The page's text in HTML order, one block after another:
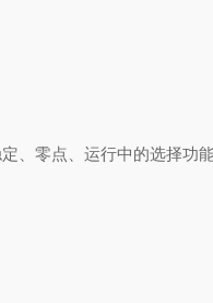
、零点、运行中的选择功